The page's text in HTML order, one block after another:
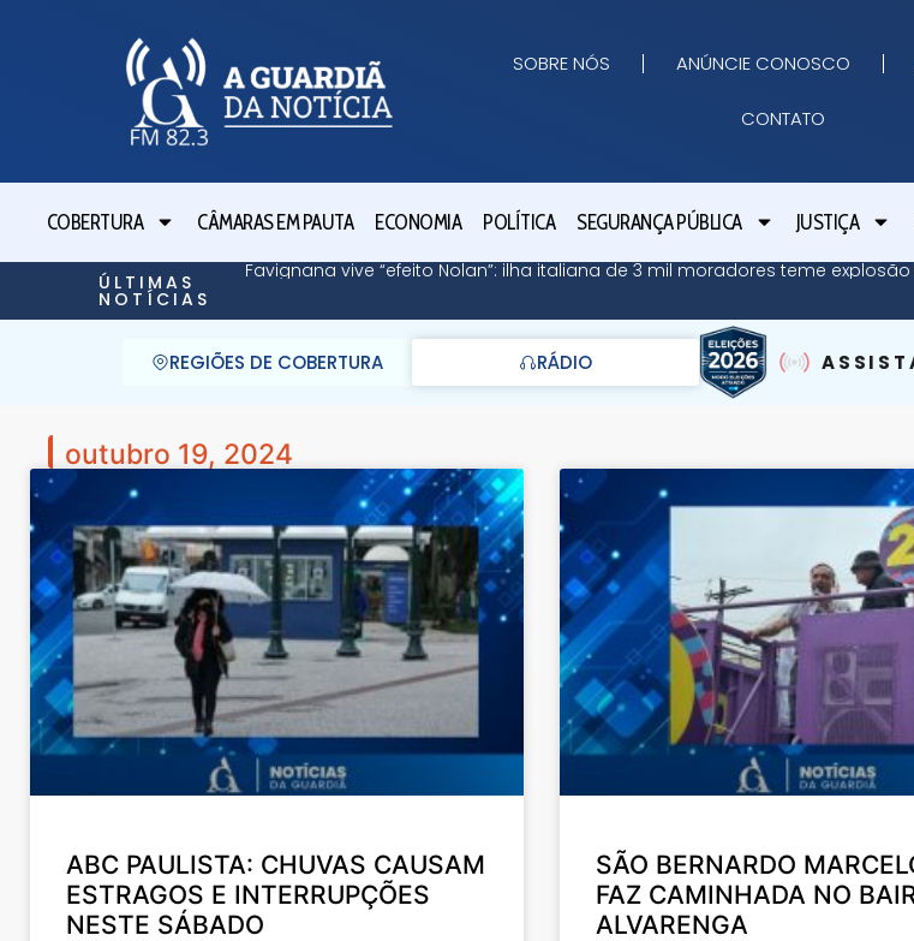
SOBRE NÓS ANÚNCIE CONOSCO
CONTATO
COBERTURA CÂMARAS EM PAUTA ECONOMIA POLÍTICA SEGURANÇA PÚBLICA JUSTIÇA
ÚLTIMAS
NOTÍCIAS
Favignana vive “efeito Nolan”: ilha italiana de 3 mil moradores teme
REGIÕES DE COBERTURA RÁDIO
outubro 19, 2024
ABC PAULISTA: CHUVAS CAUSAM
ESTRAGOS E INTERRUPÇÕES
NESTE SÁBADO
SÃO BERNARDO
FAZ CAMINHADA NO
ALVARENGA